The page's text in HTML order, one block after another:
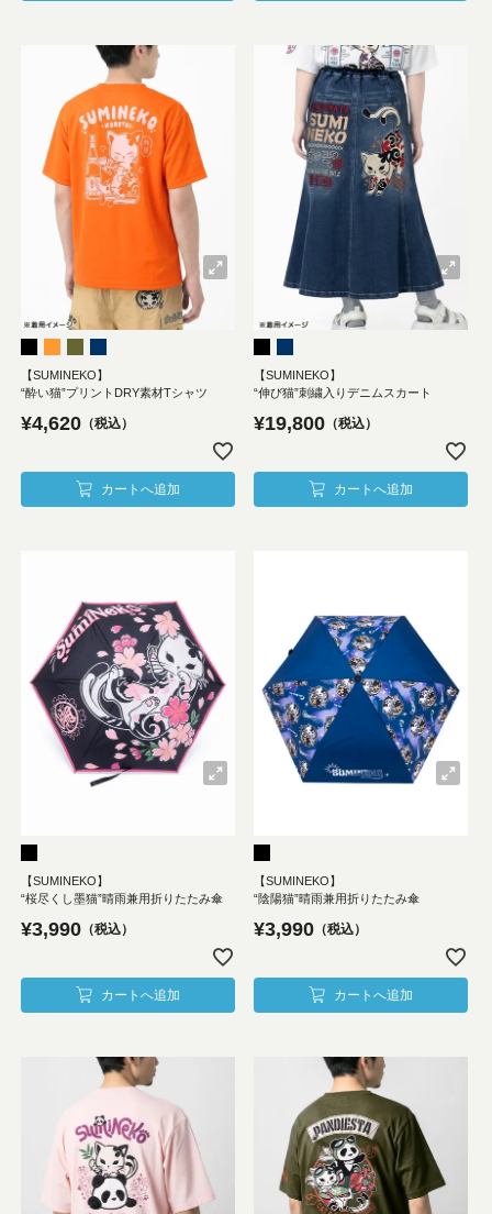
【SUMINEKO】
“酔い猫”プリントDRY素材Tシャツ
¥4,620 税込
カートへ追加
【SUMINEKO】
“伸び猫”刺繍入りデニムスカート
¥19,800 税込
カートへ追加
【SUMINEKO】
“桜尽くし墨猫”晴雨兼用折りたたみ傘
¥3,990 税込
カートへ追加
【SUMINEKO】
“陰陽猫”晴雨兼用折りたたみ傘
¥3,990 税込
カートへ追加